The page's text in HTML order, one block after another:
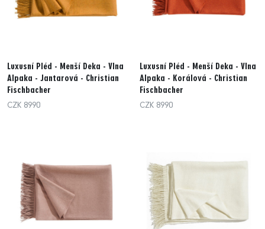
Luxusní Pléd - Menší Deka - Vlna
Alpaka - Jantarová - Christian
Fischbacher
CZK 8990
Luxusní Pléd - Menší Deka - Vlna
Alpaka - Korálová - Christian
Fischbacher
CZK 8990